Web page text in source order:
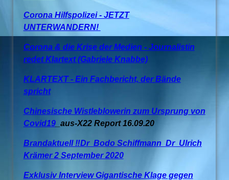
Corona Hilfspolizei - JETZT
UNTERWANDERN!
Corona & die Krise der Medien - Journalistin
redet Klartext (Gabriele Knabbe)
KLARTEXT - Ein Fachbericht, der Bände
spricht
Chinesische Wistleblowerin zum Ursprung von
Covid19_aus-X22 Report 16.09.20
Brandaktuell ‼️Dr Bodo Schiffmann Dr Ulrich
Krämer 2 September 2020
Exklusiv Interview Gigantische Klage gegen